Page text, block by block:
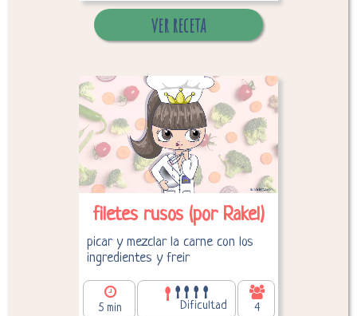
ver receta
filetes rusos (por Rakel)
picar y mezclar la carne con los
ingredientes y freir
5 min Dificultad 4
Desglose de calorías